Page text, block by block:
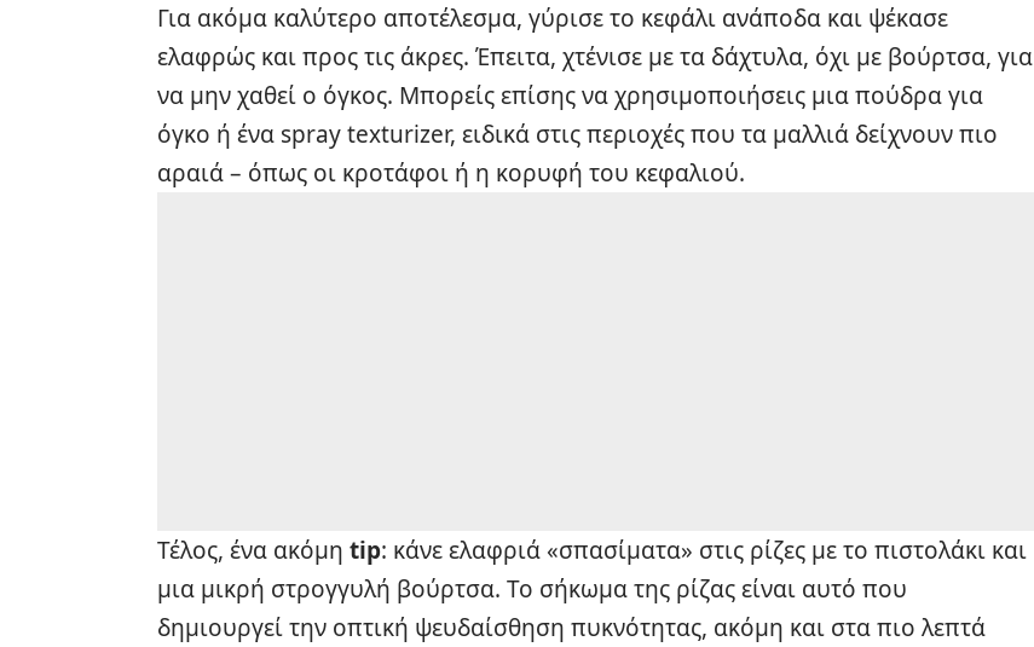
Για ακόμα καλύτερο αποτέλεσμα, γύρισε το κεφάλι ανάποδα και ψέκασε
ελαφρώς και προς τις άκρες. Έπειτα, χτένισε με τα δάχτυλα, όχι με βούρτσα, για
να μην χαθεί ο όγκος. Μπορείς επίσης να χρησιμοποιήσεις μια πούδρα για
όγκο ή ένα spray texturizer, ειδικά στις περιοχές που τα μαλλιά δείχνουν πιο
αραιά – όπως οι κροτάφοι ή η κορυφή του κεφαλιού.
Τέλος, ένα ακόμη tip: κάνε ελαφριά «σπασίματα» στις ρίζες με το πιστολάκι και
μια μικρή στρογγυλή βούρτσα. Το σήκωμα της ρίζας είναι αυτό που
δημιουργεί την οπτική ψευδαίσθηση πυκνότητας, ακόμη και στα πιο λεπτά